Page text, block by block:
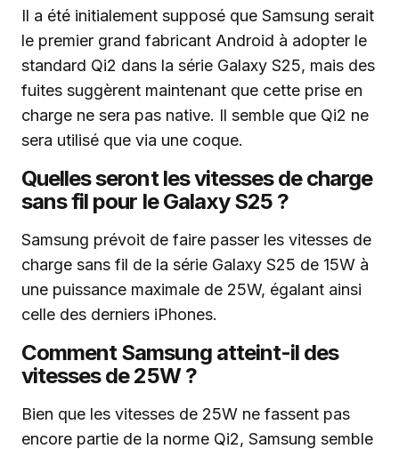
Il a été initialement supposé que Samsung serait
le premier grand fabricant Android à adopter le
standard Qi2 dans la série Galaxy S25, mais des
fuites suggèrent maintenant que cette prise en
charge ne sera pas native. Il semble que Qi2 ne
sera utilisé que via une coque.
Quelles seront les vitesses de charge
sans fil pour le Galaxy S25 ?
Samsung prévoit de faire passer les vitesses de
charge sans fil de la série Galaxy S25 de 15W à
une puissance maximale de 25W, égalant ainsi
celle des derniers iPhones.
Comment Samsung atteint-il des
vitesses de 25W ?
Bien que les vitesses de 25W ne fassent pas
encore partie de la norme Qi2, Samsung semble